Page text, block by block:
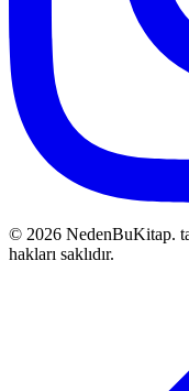
© 2026 NedenBuKitap.
hakları saklıdır.